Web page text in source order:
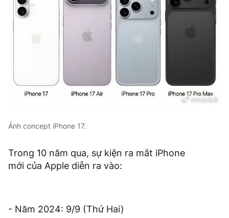
Ảnh concept iPhone 17.
Trong 10 năm qua, sự kiện ra mắt iPhone
mới của Apple diễn ra vào:
- Năm 2024: 9/9 (Thứ Hai)